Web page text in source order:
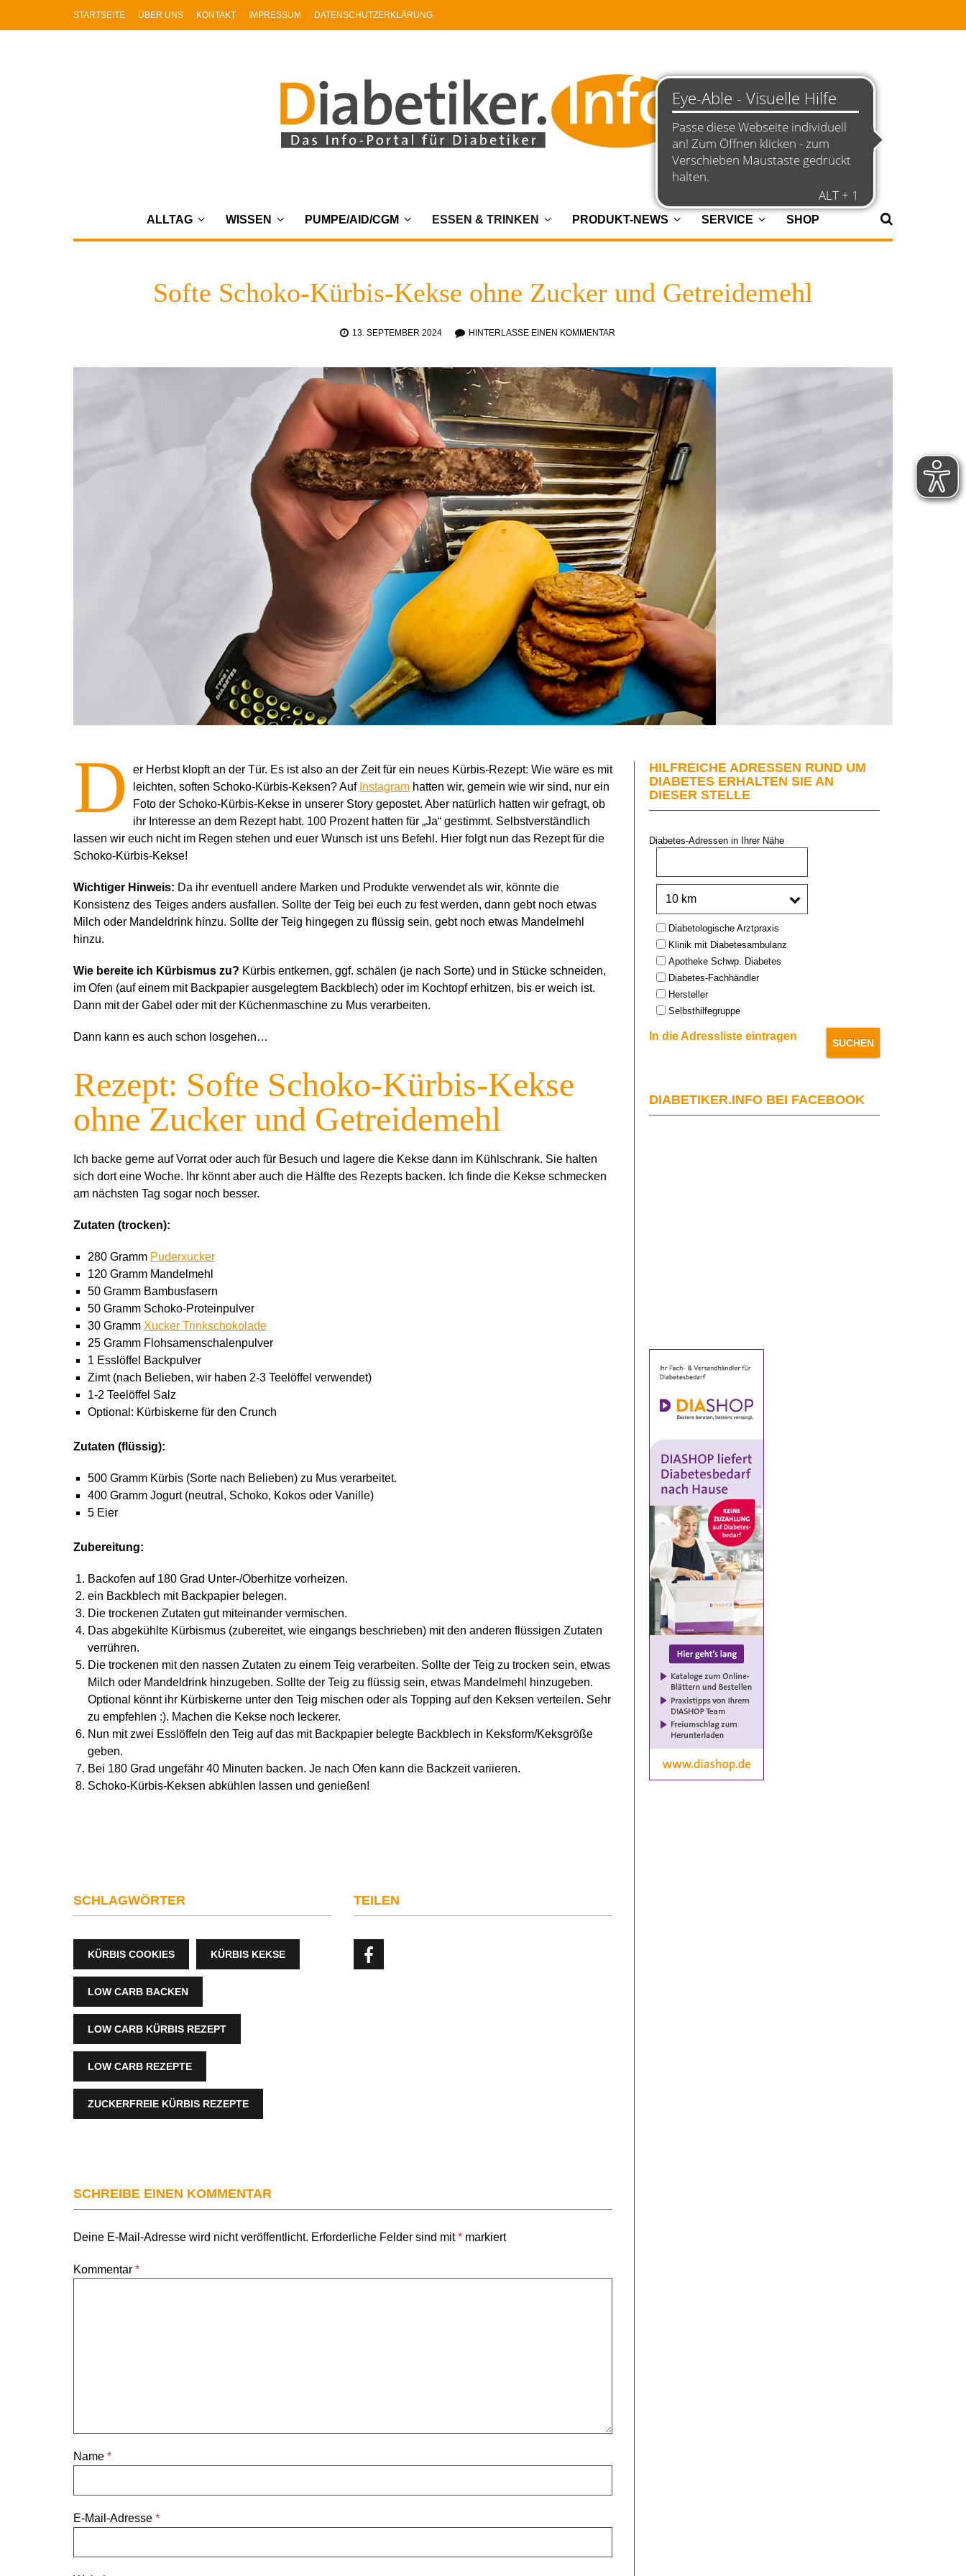
STARTSEITE ÜBER UNS KONTAKT IMPRESSUM DATENSCHUTZERKLÄRUNG
ALLTAG WISSEN PUMPE/AID/CGM ESSEN & TRINKEN PRODUKT-NEWS SERVICE SHOP
Softe Schoko-Kürbis-Kekse ohne Zucker und Getreidemehl
13. SEPTEMBER 2024 HINTERLASSE EINEN KOMMENTAR
D
er Herbst klopft an der Tür. Es ist also an der Zeit für ein neues Kürbis-Rezept: Wie wäre es mit
leichten, soften Schoko-Kürbis-Keksen? Auf Instagram hatten wir, gemein wie wir sind, nur ein
Foto der Schoko-Kürbis-Kekse in unserer Story gepostet. Aber natürlich hatten wir gefragt, ob
ihr Interesse an dem Rezept habt. 100 Prozent hatten für „Ja“ gestimmt. Selbstverständlich
lassen wir euch nicht im Regen stehen und euer Wunsch ist uns Befehl. Hier folgt nun das Rezept für die
Schoko-Kürbis-Kekse!
Wichtiger Hinweis: Da ihr eventuell andere Marken und Produkte verwendet als wir, könnte die
Konsistenz des Teiges anders ausfallen. Sollte der Teig bei euch zu fest werden, dann gebt noch etwas
Milch oder Mandeldrink hinzu. Sollte der Teig hingegen zu flüssig sein, gebt noch etwas Mandelmehl
hinzu.
Wie bereite ich Kürbismus zu? Kürbis entkernen, ggf. schälen (je nach Sorte) und in Stücke schneiden,
im Ofen (auf einem mit Backpapier ausgelegtem Backblech) oder im Kochtopf erhitzen, bis er weich ist.
Dann mit der Gabel oder mit der Küchenmaschine zu Mus verarbeiten.
Dann kann es auch schon losgehen…
Rezept: Softe Schoko-Kürbis-Kekse
ohne Zucker und Getreidemehl
Ich backe gerne auf Vorrat oder auch für Besuch und lagere die Kekse dann im Kühlschrank. Sie halten
sich dort eine Woche. Ihr könnt aber auch die Hälfte des Rezepts backen. Ich finde die Kekse schmecken
am nächsten Tag sogar noch besser.
Zutaten (trocken):
280 Gramm Puderxucker
120 Gramm Mandelmehl
50 Gramm Bambusfasern
50 Gramm Schoko-Proteinpulver
30 Gramm Xucker Trinkschokolade
25 Gramm Flohsamenschalenpulver
1 Esslöffel Backpulver
Zimt (nach Belieben, wir haben 2-3 Teelöffel verwendet)
1-2 Teelöffel Salz
Optional: Kürbiskerne für den Crunch
Zutaten (flüssig):
500 Gramm Kürbis (Sorte nach Belieben) zu Mus verarbeitet.
400 Gramm Jogurt (neutral, Schoko, Kokos oder Vanille)
5 Eier
Zubereitung:
Backofen auf 180 Grad Unter-/Oberhitze vorheizen.
ein Backblech mit Backpapier belegen.
Die trockenen Zutaten gut miteinander vermischen.
Das abgekühlte Kürbismus (zubereitet, wie eingangs beschrieben) mit den anderen flüssigen Zutaten
verrühren.
Die trockenen mit den nassen Zutaten zu einem Teig verarbeiten. Sollte der Teig zu trocken sein, etwas
Milch oder Mandeldrink hinzugeben. Sollte der Teig zu flüssig sein, etwas Mandelmehl hinzugeben.
Optional könnt ihr Kürbiskerne unter den Teig mischen oder als Topping auf den Keksen verteilen. Sehr
zu empfehlen :). Machen die Kekse noch leckerer.
Nun mit zwei Esslöffeln den Teig auf das mit Backpapier belegte Backblech in Keksform/Keksgröße
geben.
Bei 180 Grad ungefähr 40 Minuten backen. Je nach Ofen kann die Backzeit variieren.
Schoko-Kürbis-Keksen abkühlen lassen und genießen!
SCHLAGWÖRTER
KÜRBIS COOKIES KÜRBIS KEKSE
LOW CARB BACKEN
LOW CARB KÜRBIS REZEPT
LOW CARB REZEPTE
ZUCKERFREIE KÜRBIS REZEPTE
TEILEN
SCHREIBE EINEN KOMMENTAR
Deine E-Mail-Adresse wird nicht veröffentlicht. Erforderliche Felder sind mit* markiert
Kommentar *
Name *
E-Mail-Adresse *
HILFREICHE ADRESSEN RUND UM
DIABETES ERHALTEN SIE AN
DIESER STELLE
Diabetes-Adressen in Ihrer Nähe
Type:Diabetologische Arztpraxis
Klinik mit Diabetesambulanz
Apotheke Schwp. Diabetes
Diabetes-Fachhändler
Hersteller
Selbsthilfegruppe
In die Adressliste eintragen
DIABETIKER.INFO BEI FACEBOOK